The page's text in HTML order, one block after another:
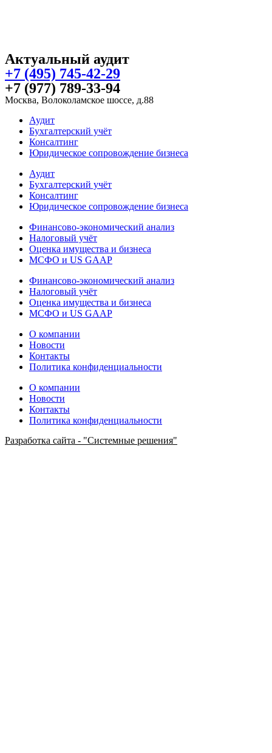
Актуальный аудит
+7 (495) 745-42-29
+7 (977) 789-33-94
Москва, Волоколамское шоссе, д.88
Аудит
Бухгалтерский учёт
Консалтинг
Юридическое сопровождение бизнеса
Аудит
Бухгалтерский учёт
Консалтинг
Юридическое сопровождение бизнеса
Финансово-экономический анализ
Налоговый учёт
Оценка имущества и бизнеса
МСФО и US GAAP
Финансово-экономический анализ
Налоговый учёт
Оценка имущества и бизнеса
МСФО и US GAAP
О компании
Новости
Контакты
Политика конфиденциальности
О компании
Новости
Контакты
Политика конфиденциальности
Разработка сайта - "Системные решения"